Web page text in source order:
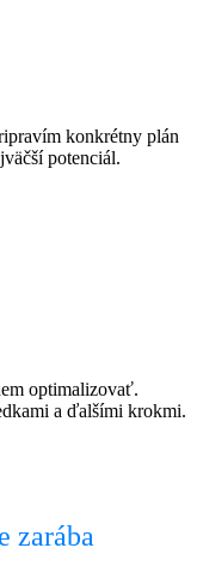
konkrétny plán
potenciál.
optimalizovať.
a ďalšími krokmi.
zarába